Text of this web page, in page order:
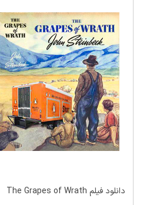
دانلود فیلم The Grapes of Wrath